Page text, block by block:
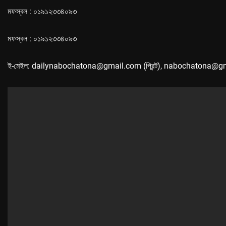
মফস্বল : ০১৯১২৩৩৪০৯৩
মফস্বল : ০১৯১২৩৩৪০৯৩
ই-মেইল: dailynabochatona@gmail.com (প্রিন্ট),